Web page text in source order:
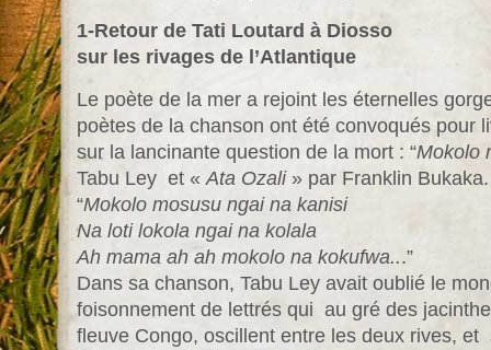
1-Retour de Tati Loutard à Diosso
sur les rivages de l’Atlantique
Le poète de la mer a rejoint les éternelles
poètes de la chanson ont été convoqués pour
sur la lancinante question de la mort : “Mokolo
Tabu Ley et «Ata Ozali» par Franklin Bukaka.
“Mokolo mosusu ngai na kanisi
Na loti lokola ngai na kolala
Ah mama ah ah mokolo na kokufwa...”
Dans sa chanson, Tabu Ley avait oublié le
foisonnement de lettrés qui au gré des
fleuve Congo, oscillent entre les deux rives,